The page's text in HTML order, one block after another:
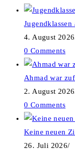
4. August 2026
0 Comments
Ahmad war
2. August 2026
0 Comments
Keine neuen
26. Juli 2026/